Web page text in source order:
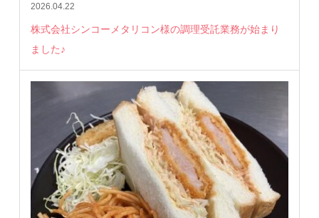
2026.04.22
株式会社シンコーメタリコン様の調理受託業務が始まり
ました♪